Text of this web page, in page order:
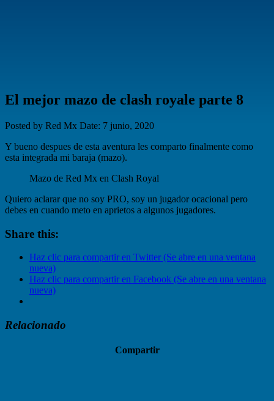
El mejor mazo de clash royale parte 8
Posted by Red Mx Date: 7 junio, 2020
Y bueno despues de esta aventura les comparto finalmente como
esta integrada mi baraja (mazo).
Mazo de Red Mx en Clash Royal
Quiero aclarar que no soy PRO, soy un jugador ocacional pero
debes en cuando meto en aprietos a algunos jugadores.
Share this:
Haz clic para compartir en Twitter (Se abre en una ventana
nueva)
Haz clic para compartir en Facebook (Se abre en una ventana
nueva)
Relacionado
Compartir